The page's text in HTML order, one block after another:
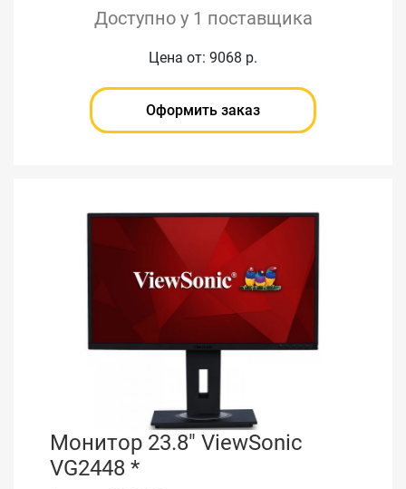
Доступно у 1 поставщика
Цена от: 9068 р.
Оформить заказ
Монитор 23.8" ViewSonic
VG2448 *